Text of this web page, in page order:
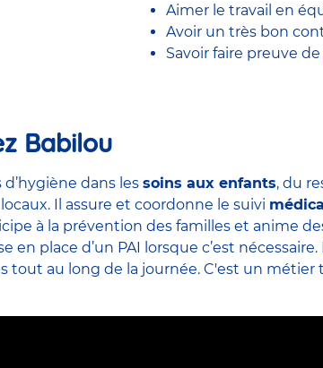
Aimer le travail en
Avoir un très bon
Savoir faire preuve
Babilou
dans les soins aux enfants, du
Il assure et coordonne le suivi
à la prévention des familles et anime
place d’un PAI lorsque c’est
tout au long de la journée. C'est un métier